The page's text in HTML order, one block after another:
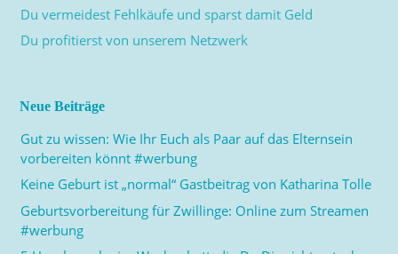
Du vermeidest Fehlkäufe und sparst damit Geld
Du profitierst von unserem Netzwerk
Neue Beiträge
Gut zu wissen: Wie Ihr Euch als Paar auf das Elternsein
vorbereiten könnt #werbung
Keine Geburt ist „normal“ Gastbeitrag von Katharina Tolle
Geburtsvorbereitung für Zwillinge: Online zum Streamen
#werbung